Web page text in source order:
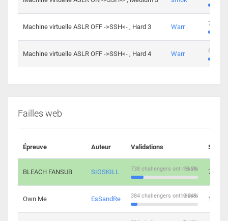
Machine virtuelle ASLR OFF ->SSH<- , Hard 3 Warr 76
Machine virtuelle ASLR OFF ->SSH<- , Hard 4 Warr 63
Failles web
Épreuve Auteur Validations
BLEACH FANSUB SIGSKILL 19.3%
738 challengers ont réussi 7
Own Me EsSandRe 10.04%
384 challengers ont réussi 13